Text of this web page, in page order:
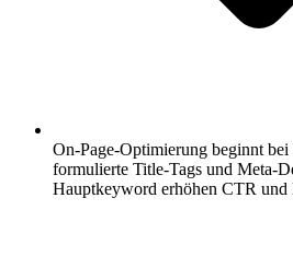
On-Page-Optimierung beginnt
formulierte Title-Tags und Meta-
Hauptkeyword erhöhen CTR und